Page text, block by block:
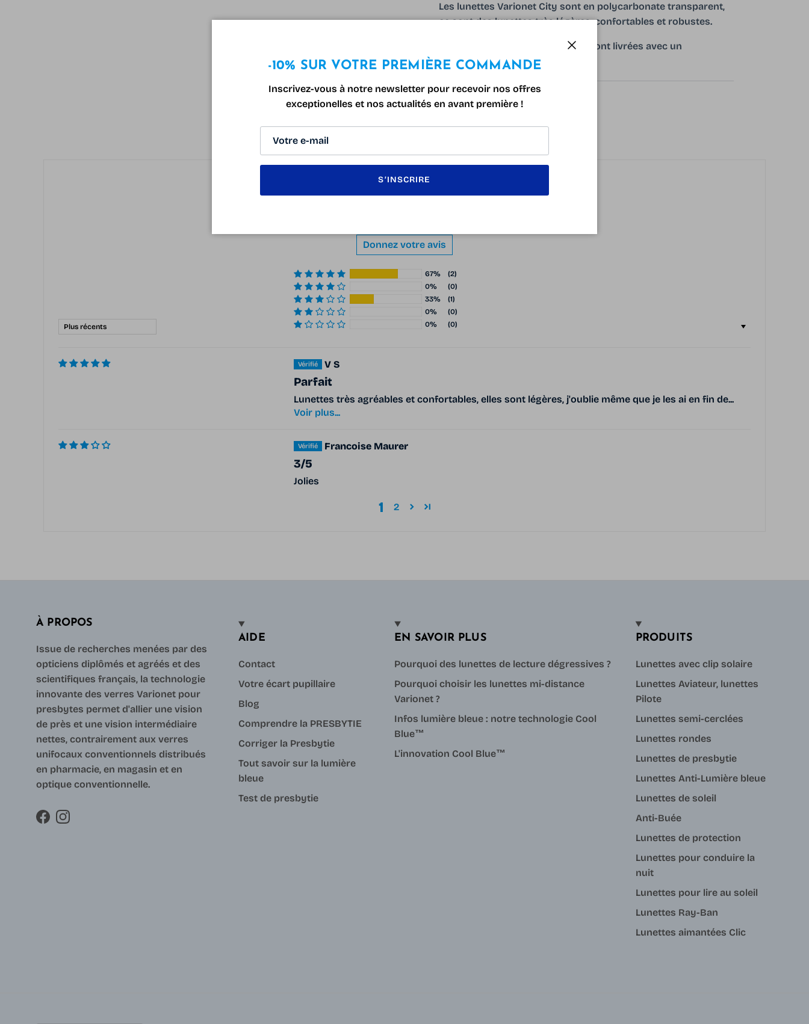
Les lunettes Varionet City sont en polycarbonate transparent,
ce sont des lunettes très légères, confortables et robustes.
Les Lunettes Varionet City Vh20 sont livrées avec un
étui microfibre Varionet City
AVIS CLIENTS
Donnez votre avis
67%
(2)
0%
(0)
33%
(1)
0%
(0)
0%
(0)
Sort by
V S
Parfait
Lunettes très agréables et confortables, elles sont légères, j'oublie même que je les ai en fin de...
Voir plus...
Francoise Maurer
3/5
Jolies
1 2
À PROPOS
Issue de recherches menées par des
opticiens diplômés et agréés et des
scientifiques français, la technologie
innovante des verres Varionet pour
presbytes permet d'allier une vision
de près et une vision intermédiaire
nettes, contrairement aux verres
unifocaux conventionnels distribués
en pharmacie, en magasin et en
optique conventionnelle.
FacebookInstagram
AIDE
Contact
Votre écart pupillaire
Blog
Comprendre la PRESBYTIE
Corriger la Presbytie
Tout savoir sur la lumière
bleue
Test de presbytie
EN SAVOIR PLUS
Pourquoi des lunettes de lecture dégressives ?
Pourquoi choisir les lunettes mi-distance
Varionet ?
Infos lumière bleue : notre technologie Cool
Blue™
L'innovation Cool Blue™
PRODUITS
Lunettes avec clip solaire
Lunettes Aviateur, lunettes
Pilote
Lunettes semi-cerclées
Lunettes rondes
Lunettes de presbytie
Lunettes Anti-Lumière bleue
Lunettes de soleil
Anti-Buée
Lunettes de protection
Lunettes pour conduire la
nuit
Lunettes pour lire au soleil
Lunettes Ray-Ban
Lunettes aimantées Clic
-10% SUR VOTRE PREMIÈRE COMMANDE
Inscrivez-vous à notre newsletter pour recevoir nos offres
exceptionelles et nos actualités en avant première !
S’INSCRIRE